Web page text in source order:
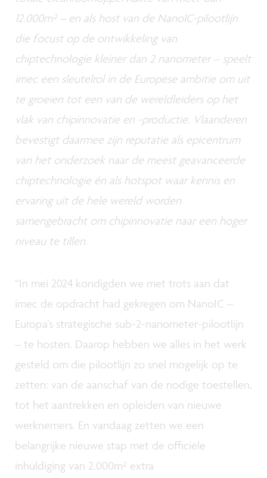
12.000m² – en als host van de NanoIC-pilootlijn
die focust op de ontwikkeling van
chiptechnologie kleiner dan 2 nanometer – speelt
imec een sleutelrol in de Europese ambitie om uit
te groeien tot een van de wereldleiders op het
vlak van chipinnovatie en -productie. Vlaanderen
bevestigt daarmee zijn reputatie als epicentrum
van het onderzoek naar de meest geavanceerde
chiptechnologie én als hotspot waar kennis en
ervaring uit de hele wereld worden
samengebracht om chipinnovatie naar een hoger
niveau te tillen.
“In mei 2024 kondigden we met trots aan dat
imec de opdracht had gekregen om NanoIC –
Europa’s strategische sub-2-nanometer-pilootlijn
– te hosten. Daarop hebben we alles in het werk
gesteld om die pilootlijn zo snel mogelijk op te
zetten: van de aanschaf van de nodige toestellen,
tot het aantrekken en opleiden van nieuwe
werknemers. En vandaag zetten we een
belangrijke nieuwe stap met de officiële
inhuldiging van 2.000m² extra